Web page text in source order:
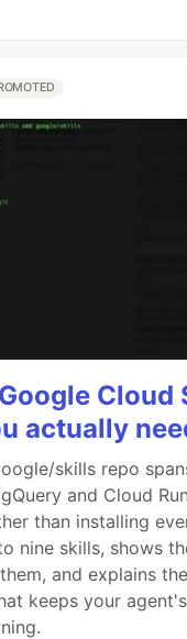
Cloud
actually
skills repo
and Cloud
than installing
nine skills, shows
and explains
keeps your